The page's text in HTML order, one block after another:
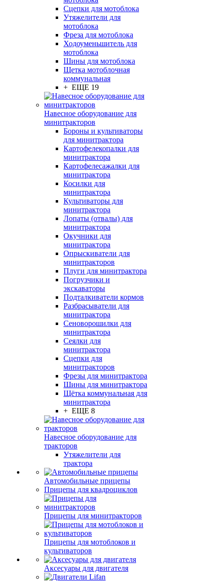
Сцепки для мотоблока
Утяжелители для
мотоблока
Фреза для мотоблока
Ходоуменьшитель для
мотоблока
Шины для мотоблока
Щетка мотоблочная
коммунальная
+ ЕЩЕ 19
Навесное оборудование для
минитракторов
Бороны и культиваторы
для минитрактора
Картофелекопалки для
минитрактора
Картофелесажалки для
минитрактора
Косилки для
минитрактора
Культиваторы для
минитрактора
Лопаты (отвалы) для
минитрактора
Окучники для
минитрактора
Опрыскиватели для
минитракторов
Плуги для минитрактора
Погрузчики и
экскаваторы
Подталкиватели кормов
Разбрасыватели для
минитрактора
Сеноворошилки для
минитрактора
Сеялки для
минитрактора
Сцепки для
минитракторов
Фрезы для минитрактора
Шины для минитрактора
Щётка коммунальная для
минитрактора
+ ЕЩЕ 8
Навесное оборудование для
тракторов
Утяжелители для
трактора
Автомобильные прицепы
Прицепы для квадроциклов
Прицепы для минитракторов
Прицепы для мотоблоков и
культиваторов
Аксесуары для двигателя